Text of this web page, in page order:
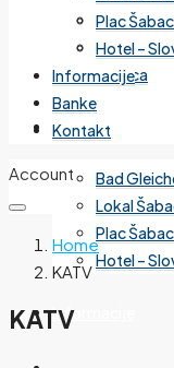
Mirijevo
Banjica
Izdvojeno
Bad
Lokal
Plac Šabac
Hotel –
Informacije
Plac Šabac
Hotel –
Informacije
Banke
Kontakt
Account
Home
KATV
KATV